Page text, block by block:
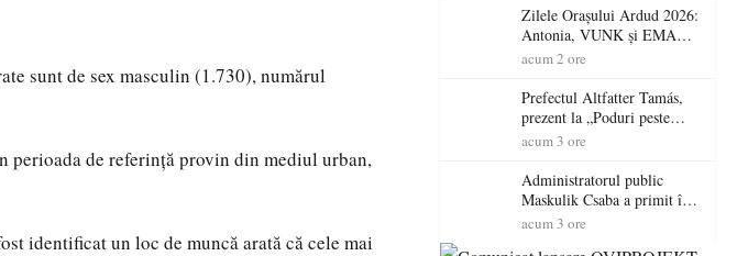
sunt de sex masculin (1.730), numărul
perioada de referinţă provin din mediul urban,
identificat un loc de muncă arată că cele mai
Zilele Orașului Ardud 2026:
Antonia, VUNK și EMAA
urcă pe scena Cetății Ardud.
acum 2 ore
Prefectul Altfatter Tamás,
prezent la „Poduri peste
granițe – Zilele Diasporei
acum 3 ore
Administratorul public
Maskulik Csaba a primit în
audiență cetățenii din Satu
acum 3 ore